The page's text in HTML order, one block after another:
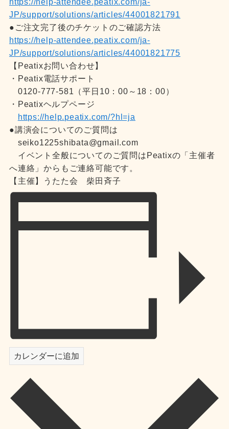
JP/support/solutions/articles/44001821791
●ご注文完了後のチケットのご確認方法
https://help-attendee.peatix.com/ja-
JP/support/solutions/articles/44001821775
【Peatixお問い合わせ】
・Peatix電話サポート
0120-777-581（平日10：00～18：00）
・Peatixヘルプページ
https://help.peatix.com/?hl=ja
●講演会についてのご質問は
seiko1225shibata@gmail.com
イベント全般についてのご質問はPeatixの「主催者
へ連絡」からもご連絡可能です。
【主催】うたた会 柴田斉子
カレンダーに追加